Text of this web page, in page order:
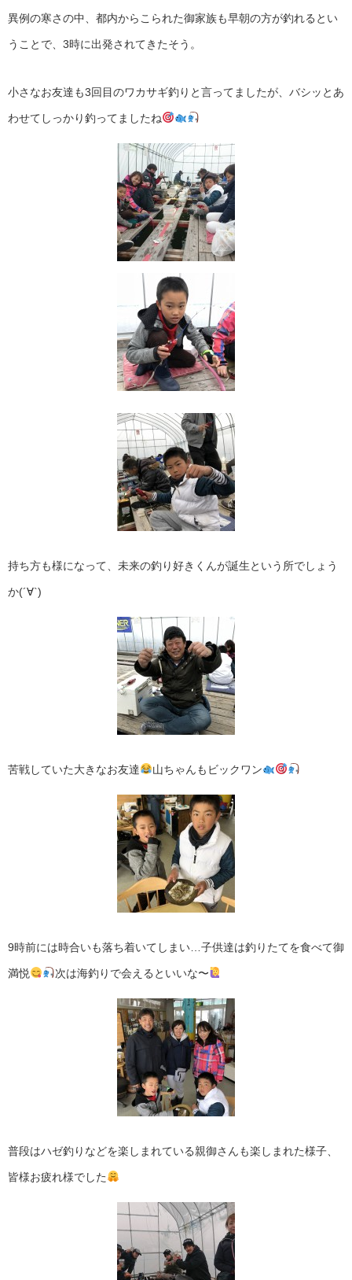
異例の寒さの中、都内からこられた御家族も早朝の方が釣れるとい
うことで、3時に出発されてきたそう。
小さなお友達も3回目のワカサギ釣りと言ってましたが、バシッとあ
わせてしっかり釣ってましたね
持ち方も様になって、未来の釣り好きくんが誕生という所でしょう
か(´∀`)
苦戦していた大きなお友達 山ちゃんもビックワン
9時前には時合いも落ち着いてしまい…子供達は釣りたてを食べて御
満悦 次は海釣りで会えるといいな〜
普段はハゼ釣りなどを楽しまれている親御さんも楽しまれた様子、
皆様お疲れ様でした